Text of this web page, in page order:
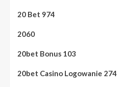
20 Bet 974
2060
20bet Bonus 103
20bet Casino Logowanie 274